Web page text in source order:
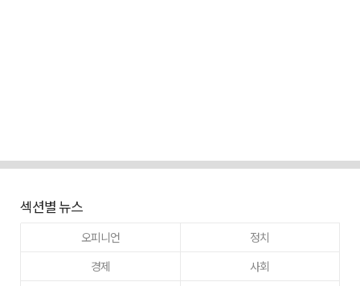
섹션별 뉴스
오피니언
정치
경제
사회